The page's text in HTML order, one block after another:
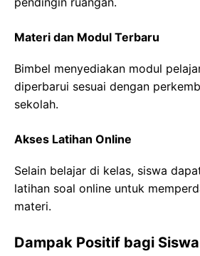
Materi dan Modul Terbaru
Bimbel menyediakan modul
diperbarui sesuai dengan
sekolah.
Akses Latihan Online
Selain belajar di kelas, siswa
latihan soal online untuk
materi.
Dampak Positif bagi